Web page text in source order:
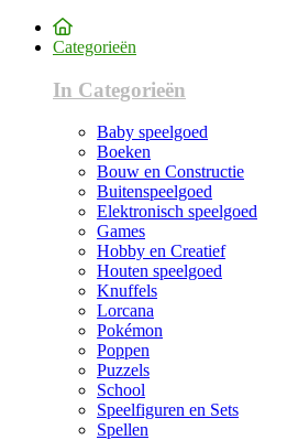
Categorieën
In Categorieën
Baby speelgoed
Boeken
Bouw en Constructie
Buitenspeelgoed
Elektronisch speelgoed
Games
Hobby en Creatief
Houten speelgoed
Knuffels
Lorcana
Pokémon
Poppen
Puzzels
School
Speelfiguren en Sets
Spellen